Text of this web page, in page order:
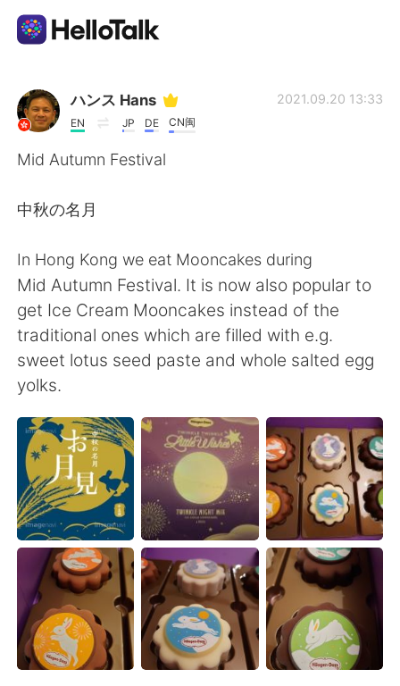
Language Exchange App
AI Grammar Checker
简体中文 繁體中文
Español العربية
Français Deutsch
Русский ไทย
Indonesia Italiano
Türkçe Tiếng Việt
Português
ハンス Hans
EN JP DE CN闽
2021.09.20 13:33
Mid Autumn Festival
中秋の名月
In Hong Kong we eat Mooncakes during
Mid Autumn Festival. It is now also popular to
get Ice Cream Mooncakes instead of the
traditional ones which are filled with e.g.
sweet lotus seed paste and whole salted egg
yolks.